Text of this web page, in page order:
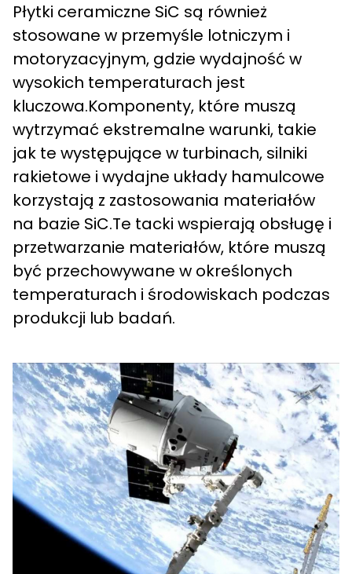
Płytki ceramiczne SiC są również
stosowane w przemyśle lotniczym i
motoryzacyjnym, gdzie wydajność w
wysokich temperaturach jest
kluczowa.Komponenty, które muszą
wytrzymać ekstremalne warunki, takie
jak te występujące w turbinach, silniki
rakietowe i wydajne układy hamulcowe
korzystają z zastosowania materiałów
na bazie SiC.Te tacki wspierają obsługę i
przetwarzanie materiałów, które muszą
być przechowywane w określonych
temperaturach i środowiskach podczas
produkcji lub badań.